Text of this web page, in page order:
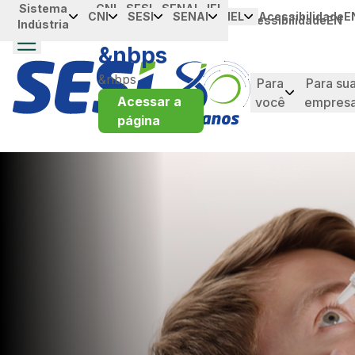
Saltar al contenido principal
Sistema
Indústria
CNI SESI SENAI IEL Acessibilidade
Para
você
Para
Portal da
Industria
CNI SESI SENAI
IEL
AcessibilidadeEN
&nbps
&nbps
Acessar a
página